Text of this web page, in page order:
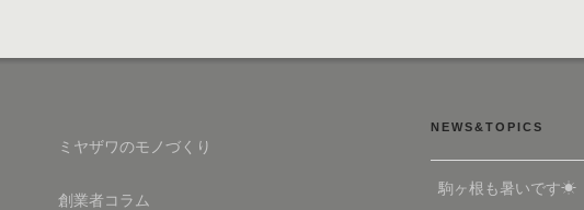
ミヤザワのモノづくり
創業者コラム
NEWS&TOPICS
駒ヶ根も暑いです☀